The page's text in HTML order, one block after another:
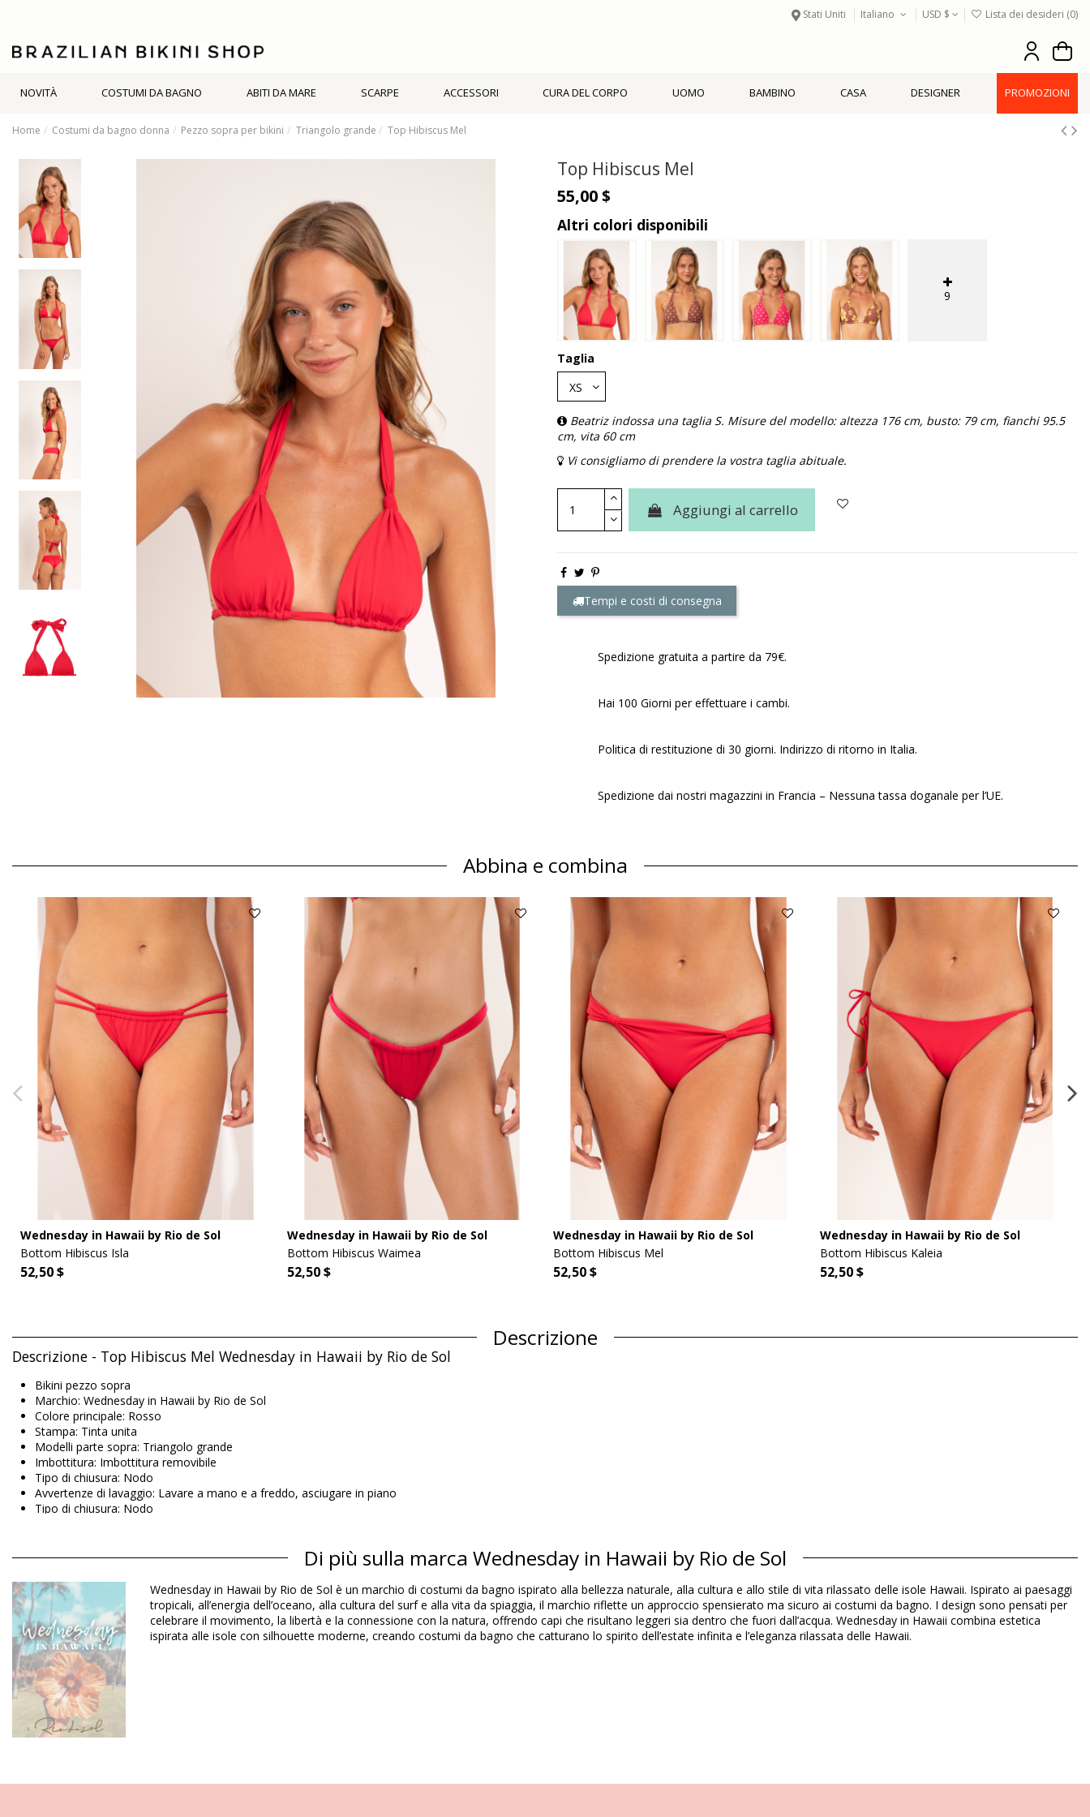
Stati Uniti Italiano USD $ Lista dei desideri (0)
NOVITÀ COSTUMI DA BAGNO ABITI DA MARE SCARPE ACCESSORI CURA DEL CORPO UOMO BAMBINO CASA DESIGNER PROMOZIONI
Home Costumi da bagno donna Pezzo sopra per bikini Triangolo grande Top Hibiscus Mel
Top Hibiscus Mel
55,00 $
Altri colori disponibili
9
Taglia
Beatriz indossa una taglia S. Misure del modello: altezza 176 cm, busto: 79 cm, fianchi 95.5
cm, vita 60 cm
Vi consigliamo di prendere la vostra taglia abituale.
Aggiungi al carrello
Tempi e costi di consegna
Spedizione gratuita a partire da 79€.
Hai 100 Giorni per effettuare i cambi.
Politica di restituzione di 30 giorni. Indirizzo di ritorno in Italia.
Spedizione dai nostri magazzini in Francia – Nessuna tassa doganale per l’UE.
Abbina e combina
Wednesday in Hawaii by Rio de Sol
Bottom Hibiscus Isla
52,50 $
Wednesday in Hawaii by Rio de Sol
Bottom Hibiscus Waimea
52,50 $
Wednesday in Hawaii by Rio de Sol
Bottom Hibiscus Mel
52,50 $
Wednesday in Hawaii by Rio de Sol
Bottom Hibiscus Kaleia
52,50 $
Descrizione
Descrizione - Top Hibiscus Mel Wednesday in Hawaii by Rio de Sol
Bikini pezzo sopra
Marchio: Wednesday in Hawaii by Rio de Sol
Colore principale: Rosso
Stampa: Tinta unita
Modelli parte sopra: Triangolo grande
Imbottitura: Imbottitura removibile
Tipo di chiusura: Nodo
Avvertenze di lavaggio: Lavare a mano e a freddo, asciugare in piano
Tipo di chiusura: Nodo
Bikini pezzo sopra Rosso Wednesday in Hawaii by Rio de Sol HAWAII
Composizione
Composizione: 84% Biodegradable Nylon (AMNI SOUL ECO), 16% Spandex (LYCRA) - OEKO-TEX - Chlorine Resistant
Fodera: 84% Biodegradable Nylon (AMNI SOUL ECO), 16% Spandex (LYCRA) - OEKO-TEX - Chlorine Resistant
Protezione UV: UPF 50+
Informazioni sul prodotto
Dipartimento: Donna, Bikini pezzo sopra
Il pacchetto include: 1 x Bikini pezzo sopra (Altri accessori non inclusi)
HS CODE (Codice doganale): 6112.41.0010
SKU: 1981124875
EAN: XS (7899810397058), S (7899810397065), M (7899810397072), L (7899810397089), XL (7899810397096)
Di più sulla marca Wednesday in Hawaii by Rio de Sol
Wednesday in Hawaii by Rio de Sol è un marchio di costumi da bagno ispirato alla bellezza naturale, alla cultura e allo stile di vita rilassato delle isole Hawaii. Ispirato ai paesaggi
tropicali, all’energia dell’oceano, alla cultura del surf e alla vita da spiaggia, il marchio riflette un approccio spensierato ma sicuro ai costumi da bagno. I design sono pensati per
celebrare il movimento, la libertà e la connessione con la natura, offrendo capi che risultano leggeri sia dentro che fuori dall’acqua. Wednesday in Hawaii combina estetica
ispirata alle isole con silhouette moderne, creando costumi da bagno che catturano lo spirito dell’estate infinita e l’eleganza rilassata delle Hawaii.